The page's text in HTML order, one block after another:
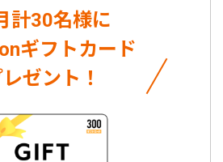
計30名様に
ギフトカード
ゼント！